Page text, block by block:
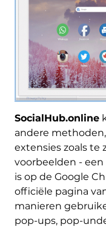
SocialHub.online
andere
extensies zoals te
voorbeelden -
is op de Google
officiële pagina
manieren
pop-ups, pop-